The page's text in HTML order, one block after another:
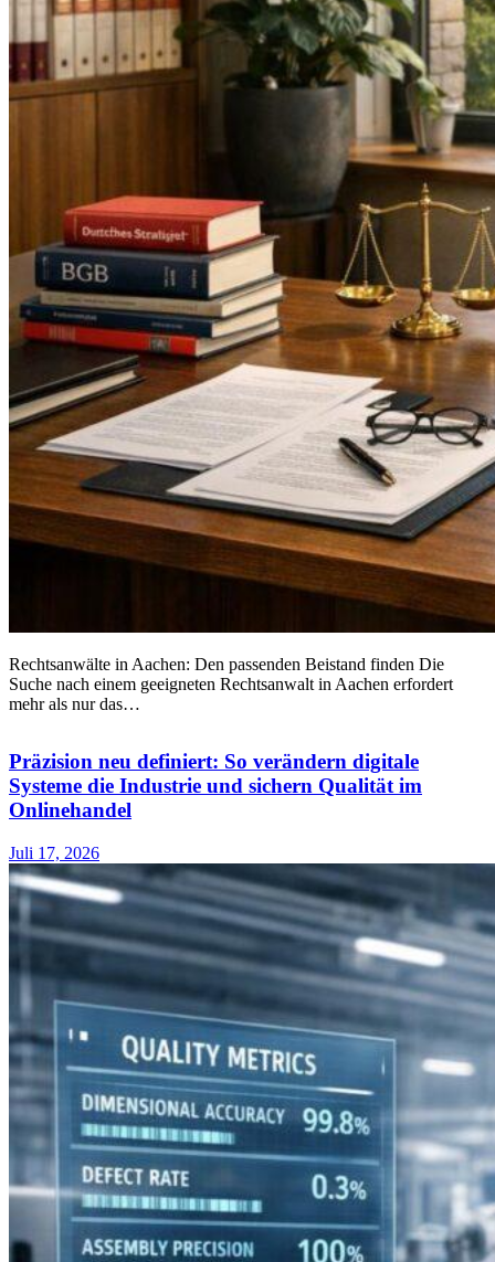
Rechtsanwälte in Aachen: Den passenden Beistand finden Die
Suche nach einem geeigneten Rechtsanwalt in Aachen erfordert
mehr als nur das…
Präzision neu definiert: So verändern digitale
Systeme die Industrie und sichern Qualität im
Onlinehandel
Juli 17, 2026